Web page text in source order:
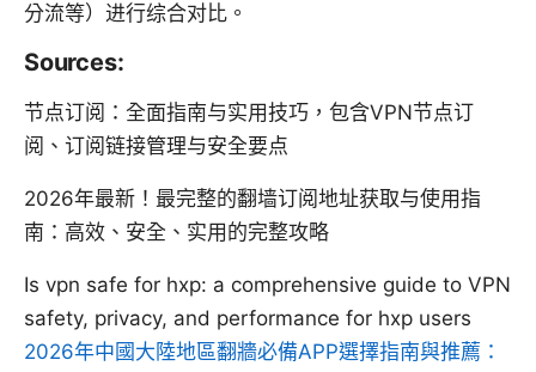
分流等）进行综合对比。
Sources:
节点订阅：全面指南与实用技巧，包含VPN节点订
阅、订阅链接管理与安全要点
2026年最新！最完整的翻墙订阅地址获取与使用指
南：高效、安全、实用的完整攻略
Is vpn safe for hxp: a comprehensive guide to VPN
safety, privacy, and performance for hxp users
2026年中國大陸地區翻牆必備APP選擇指南與推薦：